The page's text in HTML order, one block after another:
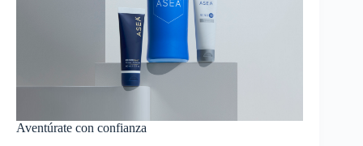
Aventúrate con confianza